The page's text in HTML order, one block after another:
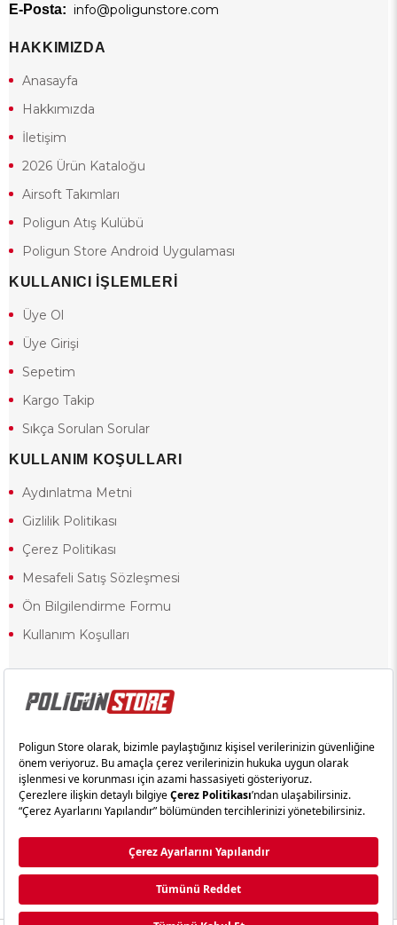
E-Posta: info@poligunstore.com
HAKKIMIZDA
Anasayfa
Hakkımızda
İletişim
2026 Ürün Kataloğu
Airsoft Takımları
Poligun Atış Kulübü
Poligun Store Android Uygulaması
KULLANICI İŞLEMLERİ
Üye Ol
Üye Girişi
Sepetim
Kargo Takip
Sıkça Sorulan Sorular
KULLANIM KOŞULLARI
Aydınlatma Metni
Gizlilik Politikası
Çerez Politikası
Mesafeli Satış Sözleşmesi
Ön Bilgilendirme Formu
Kullanım Koşulları
18 yaşından küçük olduğunuz halde siteye girerseniz ve mesafeli satış
kısıtlamalardan dolayı oluşabilecek herhangi bir durumda doğacak yasal
sorumluluk ve yükümlülükler tamamen tarafınıza ait olacak ve cezai
Yasa gereği 18 yaşından küçük olanların sitemizi görüntülemesi ve
alışveriş yapmaları yasaktır. Konuyla ilgili olarak site kullanım
sözleşmemimizi okuyabilirsiniz.
Ticimax Tarafından Hazırlanmıştır.